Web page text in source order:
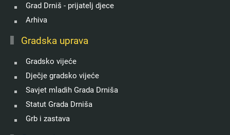
Grad Drniš - prijatelj djece
Arhiva
Gradska uprava
Gradsko vijeće
Dječje gradsko vijeće
Savjet mladih Grada Drniša
Statut Grada Drniša
Grb i zastava